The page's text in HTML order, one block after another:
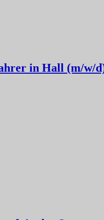
in Hall (m/w/